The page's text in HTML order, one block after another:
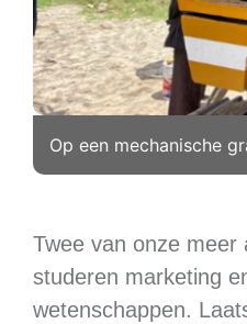
Op een mechanische
Twee van onze meer
studeren marketing
wetenschappen.